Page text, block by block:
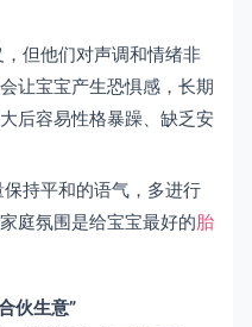
但他们对声调和情绪非
让宝宝产生恐惧感，长期
后容易性格暴躁、缺乏安
持平和的语气，多进行
庭氛围是给宝宝最好的胎
伙生意”